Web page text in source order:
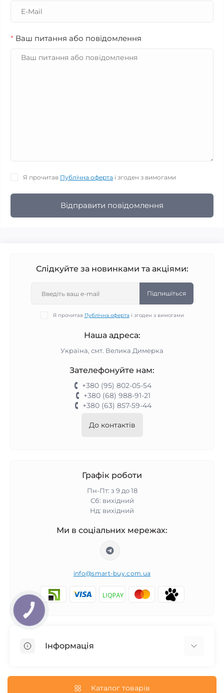
* Ваш питання або повідомлення
Я прочитав Публічна оферта і згоден з вимогами
Відправити повідомлення
Слідкуйте за новинками та акціями:
Підпишіться
Я прочитав Публічна оферта і згоден з вимогами
Наша адреса:
Україна, смт. Велика Димерка
Зателефонуйте нам:
+380 (95) 802-05-54
+380 (68) 988-91-21
+380 (63) 857-59-44
До контактів
Графік роботи
Пн-Пт: з 9 до 18
Сб: вихідний
Нд: вихідний
Ми в соціальних мережах:
info@smart-buy.com.ua
Інформація
Каталог товарів
КНОПКА
ЗВ'ЯЗКУ